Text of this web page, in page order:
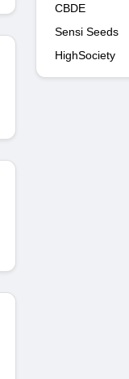
CBDE
Sensi Seeds
HighSociety